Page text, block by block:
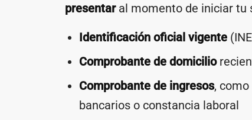
presentaral momento de iniciar tu
Identificación oficial vigente
Comprobante de domicilio
Comprobante de ingresos,
bancarios o constancia laboral